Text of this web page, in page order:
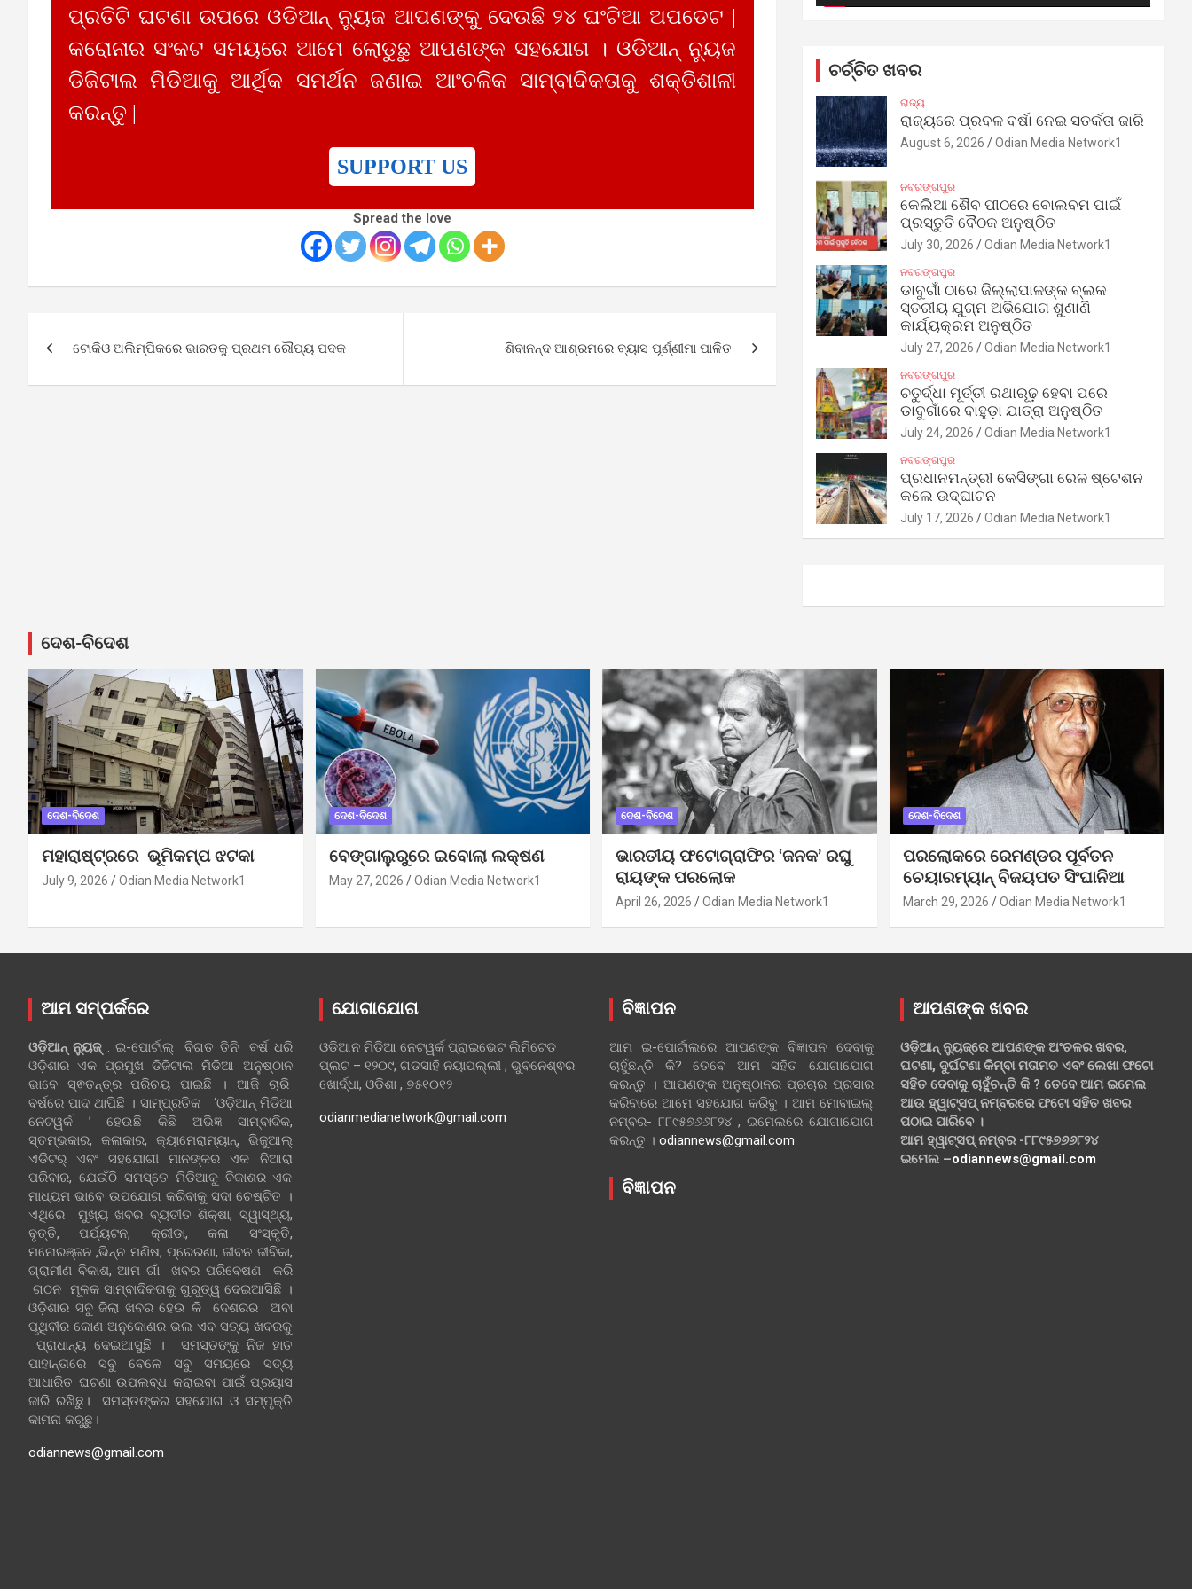
ପ୍ରତିଟି ଘଟଣା ଉପରେ ଓଡିଆନ୍ ନ୍ୟୁଜ ଆପଣଙ୍କୁ ଦେଉଛି ୨୪ ଘଂଟିଆ ଅପଡେଟ |
କରୋନାର ସଂକଟ ସମୟରେ ଆମେ ଲୋଡୁଛୁ ଆପଣଙ୍କ ସହଯୋଗ । ଓଡିଆନ୍ ନ୍ୟୁଜ
ଡିଜିଟାଲ ମିଡିଆକୁ ଆର୍ଥିକ ସମର୍ଥନ ଜଣାଇ ଆଂଚଳିକ ସାମ୍ବାଦିକତାକୁ ଶକ୍ତିଶାଳୀ
କରନ୍ତୁ |
SUPPORT US
Spread the love
navigation
ଟୋକିଓ ଅଲିମ୍ପିକରେ ଭାରତକୁ ପ୍ରଥମ ରୌପ୍ୟ ପଦକ ଶିବାନନ୍ଦ ଆଶ୍ରମରେ ବ୍ୟାସ ପୂର୍ଣ୍ଣୀମା ପାଳିତ
ଚର୍ଚ୍ଚିତ ଖବର
ରାଜ୍ୟ
ରାଜ୍ୟରେ ପ୍ରବଳ ବର୍ଷା ନେଇ ସତର୍କତା ଜାରି
August 6, 2026 Odian Media Network1
ନବରଙ୍ଗପୁର
କେଲିଆ ଶୈବ ପୀଠରେ ବୋଲବମ ପାଇଁ
ପ୍ରସ୍ତୁତି ବୈଠକ ଅନୁଷ୍ଠିତ
July 30, 2026 Odian Media Network1
ନବରଙ୍ଗପୁର
ଡାବୁଗାଁ ଠାରେ ଜିଲ୍ଲାପାଳଙ୍କ ବ୍ଲକ
ସ୍ତରୀୟ ଯୁଗ୍ମ ଅଭିଯୋଗ ଶୁଣାଣି
କାର୍ଯ୍ୟକ୍ରମ ଅନୁଷ୍ଠିତ
July 27, 2026 Odian Media Network1
ନବରଙ୍ଗପୁର
ଚତୁର୍ଦ୍ଧା ମୂର୍ତ୍ତୀ ରଥାରୂଢ଼ ହେବା ପରେ
ଡାବୁଗାଁରେ ବାହୁଡ଼ା ଯାତ୍ରା ଅନୁଷ୍ଠିତ
July 24, 2026 Odian Media Network1
ନବରଙ୍ଗପୁର
ପ୍ରଧାନମନ୍ତ୍ରୀ କେସିଙ୍ଗା ରେଳ ଷ୍ଟେଶନ
କଲେ ଉଦ୍‌ଘାଟନ
July 17, 2026 Odian Media Network1
ଦେଶ-ବିଦେଶ
ଦେଶ-ବିଦେଶ
ମହାରାଷ୍ଟ୍ରରେ ଭୂମିକମ୍ପ ଝଟକା
July 9, 2026 Odian Media Network1
ଦେଶ-ବିଦେଶ
ବେଙ୍ଗାଲୁରୁରେ ଇବୋଲା ଲକ୍ଷଣ
May 27, 2026 Odian Media Network1
ଦେଶ-ବିଦେଶ
ଭାରତୀୟ ଫଟୋଗ୍ରାଫିର ‘ଜନକ’ ରଘୁ
ରାୟଙ୍କ ପରଲୋକ
April 26, 2026 Odian Media Network1
ଦେଶ-ବିଦେଶ
ପରଲୋକରେ ରେମଣ୍ଡର ପୂର୍ବତନ
ଚେୟାରମ୍ୟାନ୍ ବିଜୟପତ ସିଂଘାନିଆ
March 29, 2026 Odian Media Network1
ଆମ ସମ୍ପର୍କରେ
ଓଡ଼ିଆନ୍‍ ନ୍ୟୁଜ୍‍: ଇ-ପୋର୍ଟାଲ୍ ବିଗତ ତିନି ବର୍ଷ ଧରି
ଓଡ଼ିଶାର ଏକ ପ୍ରମୁଖ ଡିଜିଟାଲ ମିଡିଆ ଅନୁଷ୍ଠାନ
ଭାବେ ସ୍ଵତନ୍ତ୍ର ପରିଚୟ ପାଇଛି । ଆଜି ଚାରି
ବର୍ଷରେ ପାଦ ଥାପିଛି । ସାମ୍ପ୍ରତିକ ‘ଓଡ଼ିଆନ୍‍ ମିଡିଆ
ନେଟୱର୍କ ’ ହେଉଛି କିଛି ଅଭିଜ୍ଞ ସାମ୍ବାଦିକ,
ସ୍ତମ୍ଭକାର, କଳାକାର, କ୍ୟାମେରାମ୍ୟାନ୍, ଭିଜୁଆଲ୍
ଏଡିଟର୍ ଏବଂ ସହଯୋଗୀ ମାନଙ୍କର ଏକ ନିଆରା
ପରିବାର, ଯେଉଁଠି ସମସ୍ତେ ମିଡିଆକୁ ବିକାଶର ଏକ
ମାଧ୍ୟମ ଭାବେ ଉପଯୋଗ କରିବାକୁ ସଦା ଚେଷ୍ଟିତ ।
ଏଥିରେ ମୁଖ୍ୟ ଖବର ବ୍ୟତୀତ ଶିକ୍ଷା, ସ୍ୱାସ୍ଥ୍ୟ,
ବୃତ୍ତି, ପର୍ଯ୍ୟଟନ, କ୍ରୀଡା, କଳା ସଂସ୍କୃତି,
ମନୋରଞ୍ଜନ ,ଭିନ୍ନ ମଣିଷ, ପ୍ରେରଣା, ଜୀବନ ଜୀବିକା,
ଗ୍ରାମୀଣ ବିକାଶ, ଆମ ଗାଁ ଖବର ପରିବେଷଣ କରି
ଗଠନ ମୂଳକ ସାମ୍ବାଦିକତାକୁ ଗୁରୁତ୍ୱ ଦେଇଆସିଛି ।
ଓଡ଼ିଶାର ସବୁ ଜିଲା ଖବର ହେଉ କି ଦେଶରର ଅବା
ପୃଥିବୀର କୋଣ ଅନୁକୋଣର ଭଲ ଏବ ସତ୍ୟ ଖବରକୁ
ପ୍ରାଧାନ୍ୟ ଦେଇଆସୁଛି । ସମସ୍ତଙ୍କୁ ନିଜ ହାତ
ପାହାନ୍ତାରେ ସବୁ ବେଳେ ସବୁ ସମୟରେ ସତ୍ୟ
ଆଧାରିତ ଘଟଣା ଉପଲବ୍ଧ କରାଇବା ପାଇଁ ପ୍ରୟାସ
ଜାରି ରଖିଛୁ। ସମସ୍ତଙ୍କର ସହଯୋଗ ଓ ସମ୍ପୃକ୍ତି
କାମନା କରୁଛୁ।
odiannews@gmail.com
ଯୋଗାଯୋଗ
ଓଡିଆନ ମିଡିଆ ନେଟୱର୍କ ପ୍ରାଇଭେଟ ଲିମିଟେଡ
ପ୍ଲଟ – ୧୨୦୯, ଗଡସାହି ନୟାପଲ୍ଲୀ , ଭୁବନେଶ୍ଵର
ଖୋର୍ଦ୍ଧା, ଓଡିଶା , ୭୫୧୦୧୨
odianmedianetwork@gmail.com
ବିଜ୍ଞାପନ
ଆମ ଇ-ପୋର୍ଟାଲରେ ଆପଣଙ୍କ ବିଜ୍ଞାପନ ଦେବାକୁ
ଚାହୁଁଛନ୍ତି କି? ତେବେ ଆମ ସହିତ ଯୋଗାଯୋଗ
କରନ୍ତୁ । ଆପଣଙ୍କ ଅନୁଷ୍ଠାନର ପ୍ରଚାର ପ୍ରସାର
କରିବାରେ ଆମେ ସହଯୋଗ କରିବୁ । ଆମ ମୋବାଇଲ୍
ନମ୍ବର- ୮୮୯୫୭୬୬୮୨୪ , ଇମେଲରେ ଯୋଗାଯୋଗ
କରନ୍ତୁ । odiannews@gmail.com
ବିଜ୍ଞାପନ
ଆପଣଙ୍କ ଖବର
ଓଡ଼ିଆନ୍ ନ୍ୟୁଜ୍‌ରେ ଆପଣଙ୍କ ଅଂଚଳର ଖବର,
ଘଟଣା, ଦୁର୍ଘଟଣା କିମ୍ବା ମତାମତ ଏବଂ ଲେଖା ଫଟୋ
ସହିତ ଦେବାକୁ ଚାହୁଁଚନ୍ତି କି ? ତେବେ ଆମ ଇମେଲ
ଆଉ ହ୍ୱାଟ୍‌ସପ୍ ନମ୍ବରରେ ଫଟୋ ସହିତ ଖବର
ପଠାଇ ପାରିବେ ।
ଆମ ହ୍ୱାଟ୍‌ସପ୍ ନମ୍ବର -୮୮୯୫୭୬୬୮୨୪
ଇମେଲ –odiannews@gmail.com